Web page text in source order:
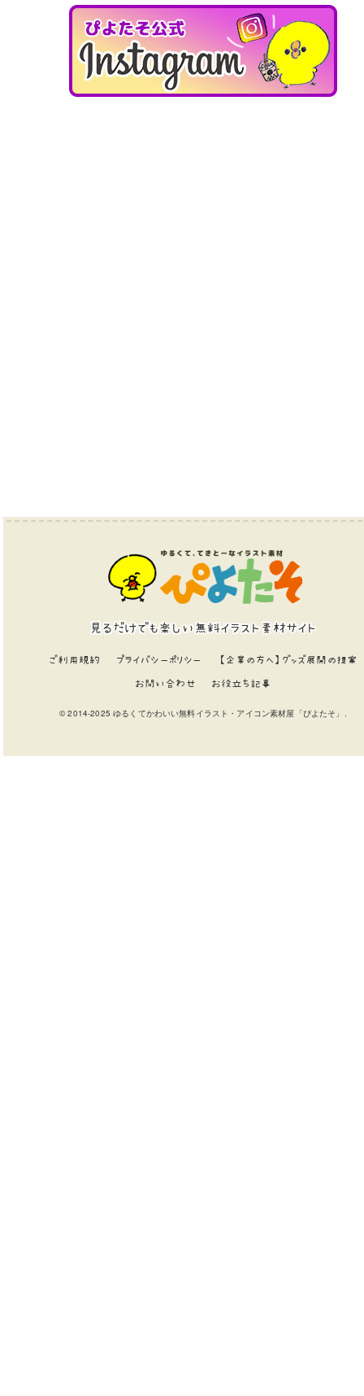
見るだけでも楽しい無料イラスト素材サイト
ご利用規約 プライバシーポリシー 【企業の方へ】グッズ展開の提案
お問い合わせ お役立ち記事
© 2014-2025 ゆるくてかわいい無料イラスト・アイコン素材屋「ぴよたそ」.